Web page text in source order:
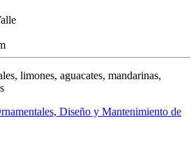
limones, aguacates, mandarinas,
Diseño y Mantenimiento de